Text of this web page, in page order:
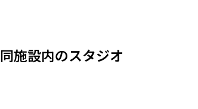
同施設内のスタジオ